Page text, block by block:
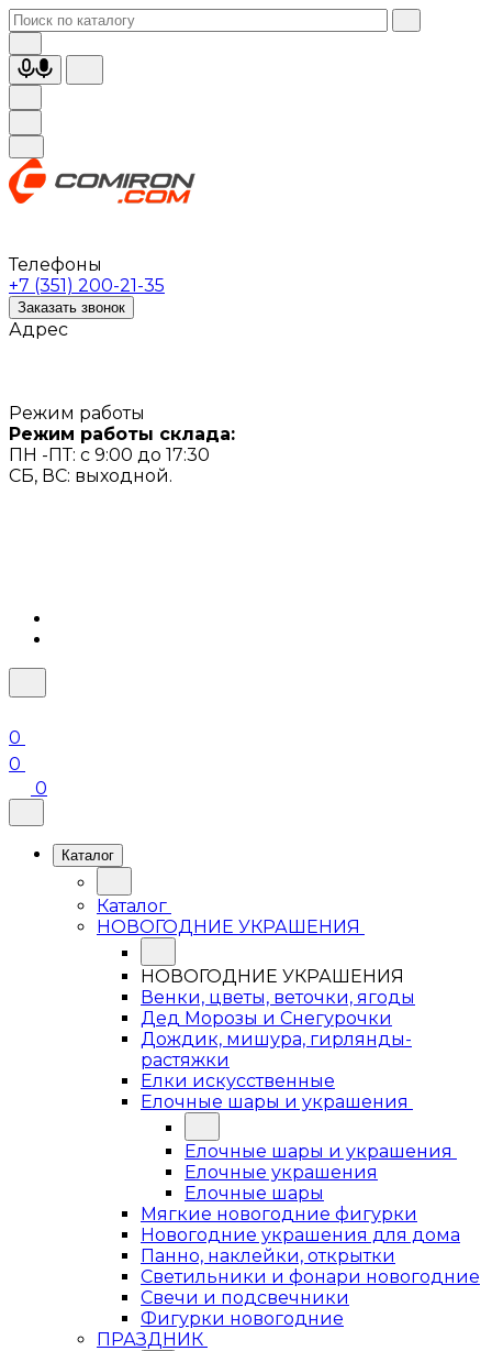
Телефоны
+7 (351) 200-21-35
Заказать звонок
Адрес
Режим работы
Режим работы склада:
ПН -ПТ: с 9:00 до 17:30
СБ, ВС: выходной.
0
0
0
Каталог
Каталог
НОВОГОДНИЕ УКРАШЕНИЯ
НОВОГОДНИЕ УКРАШЕНИЯ
Венки, цветы, веточки, ягоды
Дед Морозы и Снегурочки
Дождик, мишура, гирлянды-
растяжки
Елки искусственные
Елочные шары и украшения
Елочные шары и украшения
Елочные украшения
Елочные шары
Мягкие новогодние фигурки
Новогодние украшения для дома
Панно, наклейки, открытки
Светильники и фонари новогодние
Свечи и подсвечники
Фигурки новогодние
ПРАЗДНИК